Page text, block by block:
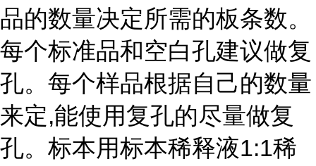
品的数量决定所需的板条数。
每个标准品和空白孔建议做复
孔。每个样品根据自己的数量
来定,能使用复孔的尽量做复
孔。标本用标本稀释液1:1稀